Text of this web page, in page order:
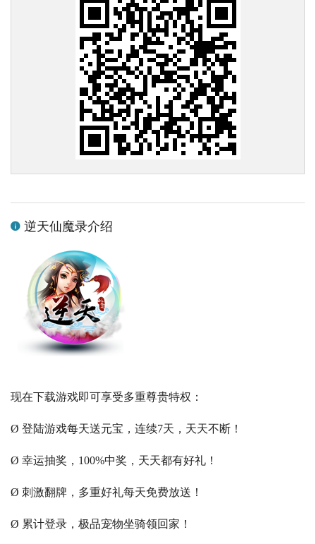
逆天仙魔录介绍
现在下载游戏即可享受多重尊贵特权：
Ø 登陆游戏每天送元宝，连续7天，天天不断！
Ø 幸运抽奖，100%中奖，天天都有好礼！
Ø 刺激翻牌，多重好礼每天免费放送！
Ø 累计登录，极品宠物坐骑领回家！